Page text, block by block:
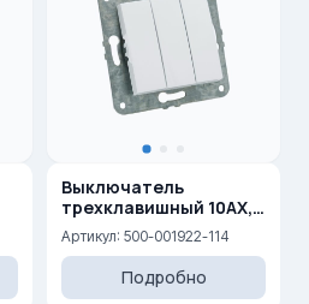
Выключатель
трехклавишный 10AX,
250 V
Артикул: 500-001922-114
Подробно